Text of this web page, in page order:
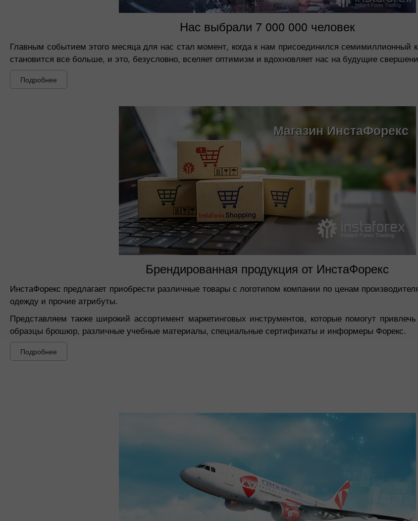
Нас выбрали 7 000 000 человек
Главным событием этого месяца для нас стал момент, когда к нам присоединился семимиллионный
становится все больше, и это, безусловно, вселяет оптимизм и вдохновляет нас на будущие
Подробнее
Магазин ИнстаФорекс
Брендированная продукция от ИнстаФорекс
ИнстаФорекс предлагает приобрести различные товары с логотипом компании по ценам
одежду и прочие атрибуты.
Представляем также широкий ассортимент маркетинговых инструментов, которые помогут
образцы брошюр, различные учебные материалы, специальные сертификаты и информеры Форекс.
Подробнее